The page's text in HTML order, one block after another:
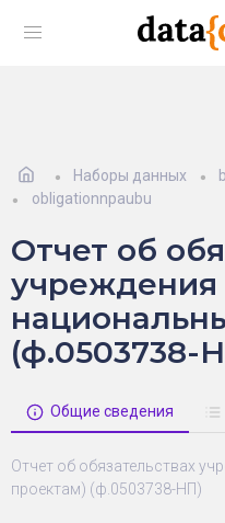
Наборы данных
obligationnpaubu
Отчет об
учреждения
(ф.0503738-
Общие сведения
Отчет об обязательствах
проектам) (ф.0503738-НП)